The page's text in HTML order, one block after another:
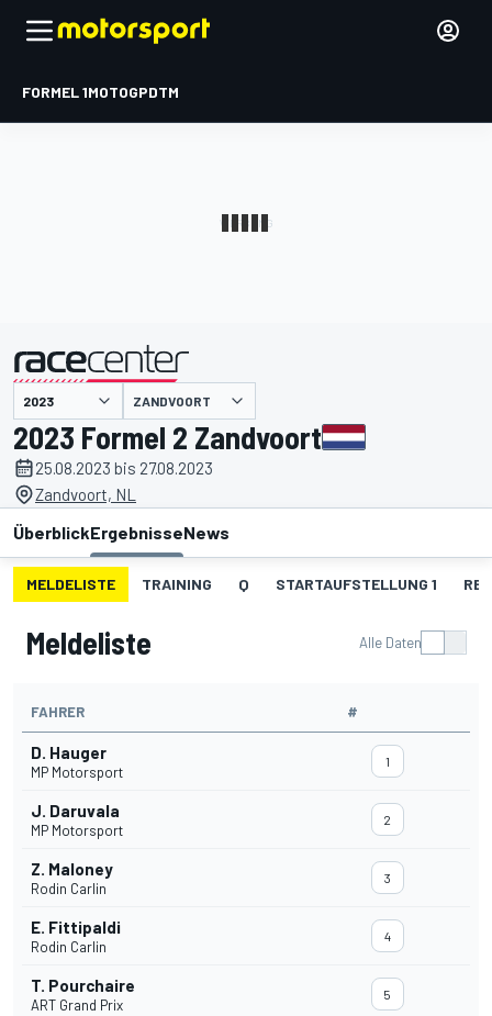
FORMEL 1MOTOGPDTM
ZANDVOORT
2023 Formel 2 Zandvoort
25.08.2023 bis 27.08.2023
Zandvoort, NL
ÜberblickErgebnisseNews
MELDELISTE TRAINING Q STARTAUFSTELLUNG 1
Meldeliste Alle Daten
FAHRER #
D. Hauger
MP Motorsport
1
J. Daruvala
MP Motorsport
2
Z. Maloney
Rodin Carlin
3
E. Fittipaldi
Rodin Carlin
4
T. Pourchaire
ART Grand Prix
5